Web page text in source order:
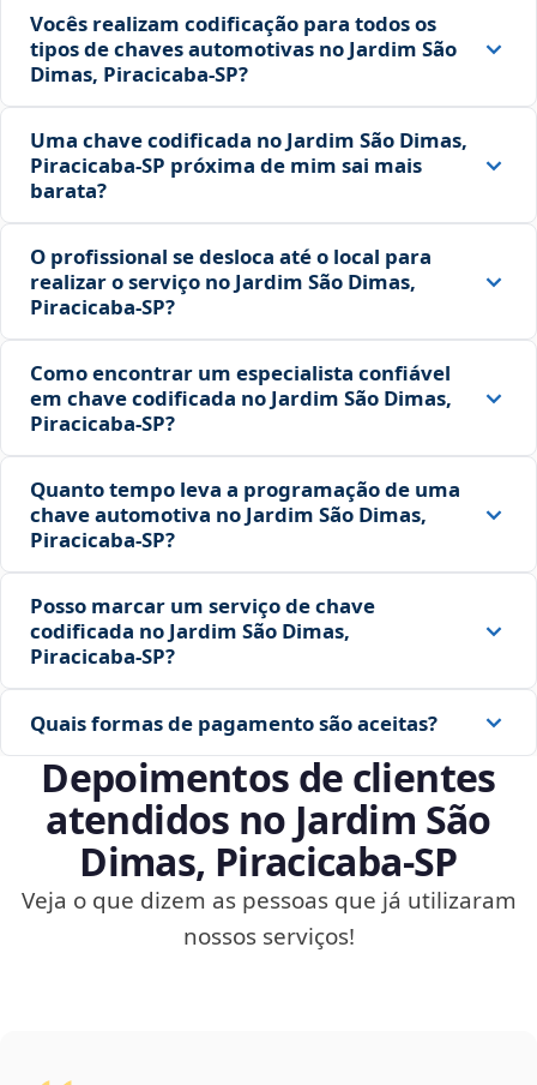
Vocês realizam codificação para todos os
tipos de chaves automotivas no Jardim São
Dimas, Piracicaba‑SP?
Uma chave codificada no Jardim São Dimas,
Piracicaba‑SP próxima de mim sai mais
barata?
O profissional se desloca até o local para
realizar o serviço no Jardim São Dimas,
Piracicaba‑SP?
Como encontrar um especialista confiável
em chave codificada no Jardim São Dimas,
Piracicaba‑SP?
Quanto tempo leva a programação de uma
chave automotiva no Jardim São Dimas,
Piracicaba‑SP?
Posso marcar um serviço de chave
codificada no Jardim São Dimas,
Piracicaba‑SP?
Quais formas de pagamento são aceitas?
Depoimentos de clientes
atendidos no Jardim São
Dimas, Piracicaba‑SP
Veja o que dizem as pessoas que já utilizaram
nossos serviços!